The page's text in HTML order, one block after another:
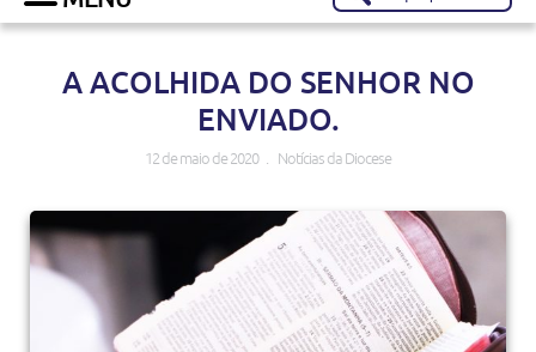
A ACOLHIDA DO SENHOR NO
ENVIADO.
12 de maio de 2020 . Notícias da Diocese